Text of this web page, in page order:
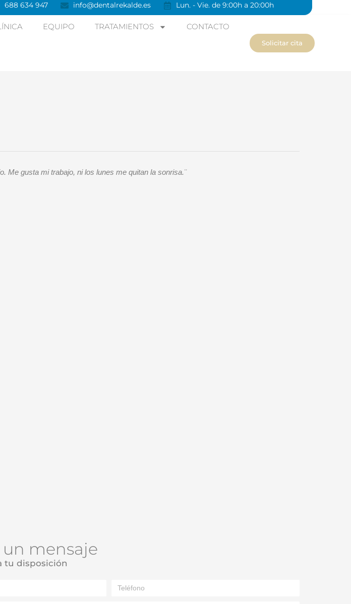
688 634 947 info@dentalrekalde.es Lun. - Vie. de 9:00h a 20:00h
EQUIPO TRATAMIENTOS CONTACTO
Solicitar cita
Me gusta mi trabajo, ni los lunes me quitan la sonrisa.¨
un mensaje
tu disposición